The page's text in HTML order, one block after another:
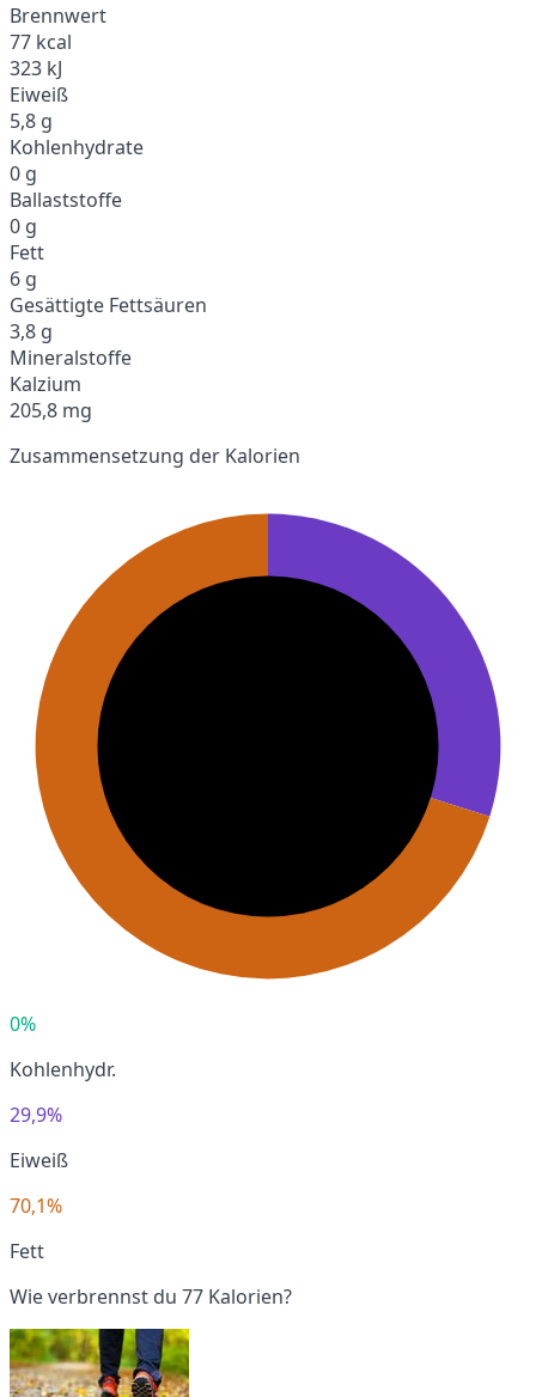
Brennwert
77 kcal
323 kJ
Eiweiß
5,8 g
Kohlenhydrate
0 g
Ballaststoffe
0 g
Fett
6 g
Gesättigte Fettsäuren
3,8 g
Mineralstoffe
Kalzium
205,8 mg
Zusammensetzung der Kalorien
0%
Kohlenhydr.
29,9%
Eiweiß
70,1%
Fett
Wie verbrennst du 77 Kalorien?